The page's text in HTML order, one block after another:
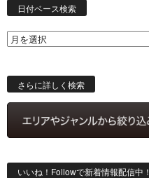
日付ベース検索
索
さらに詳しく検索
いいね！Followで新着情報配信中！